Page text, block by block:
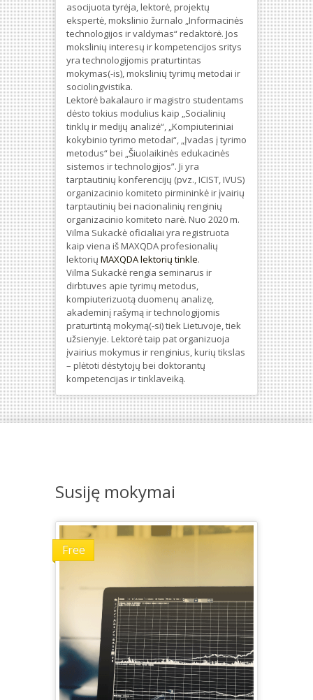
asocijuota tyrėja, lektorė, projektų
ekspertė, mokslinio žurnalo „Informacinės
technologijos ir valdymas“ redaktorė. Jos
mokslinių interesų ir kompetencijos sritys
yra technologijomis praturtintas
mokymas(-is), mokslinių tyrimų metodai ir
sociolingvistika.
Lektorė bakalauro ir magistro studentams
dėsto tokius modulius kaip „Socialinių
tinklų ir medijų analizė“, „Kompiuteriniai
kokybinio tyrimo metodai“, „Įvadas į tyrimo
metodus“ bei „Šiuolaikinės edukacinės
sistemos ir technologijos”. Ji yra
tarptautinių konferencijų (pvz., ICIST, IVUS)
organizacinio komiteto pirmininkė ir įvairių
tarptautinių bei nacionalinių renginių
organizacinio komiteto narė. Nuo 2020 m.
Vilma Sukackė oficialiai yra registruota
kaip viena iš MAXQDA profesionalių
lektorių MAXQDA lektorių tinkle.
Vilma Sukackė rengia seminarus ir
dirbtuves apie tyrimų metodus,
kompiuterizuotą duomenų analizę,
akademinį rašymą ir technologijomis
praturtintą mokymą(-si) tiek Lietuvoje, tiek
užsienyje. Lektorė taip pat organizuoja
įvairius mokymus ir renginius, kurių tikslas
– plėtoti dėstytojų bei doktorantų
kompetencijas ir tinklaveiką.
Susiję mokymai
Free